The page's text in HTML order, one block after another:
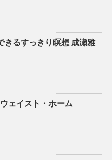
きるすっきり瞑想 成瀬雅
ェイスト・ホーム